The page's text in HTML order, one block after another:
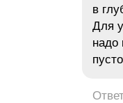
в
Для
надо